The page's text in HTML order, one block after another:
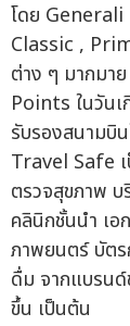
โดย
Classic ,
ต่าง ๆ มากมา
Points ในวันเ
รับรองสนามบิ
Travel Safe
ตรวจสุขภาพ บ
คลินิกชั้นนำ เอ
ภาพยนตร์ บัตร
ดื่ม จากแบรนด์
ขึ้น เป็นต้น